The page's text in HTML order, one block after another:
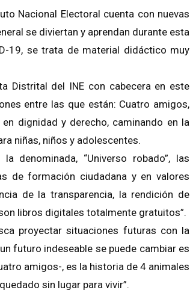
Nacional Electoral cuenta con nuevas
se diviertan y aprendan durante esta
19, se trata de material didáctico muy
Distrital del INE con cabecera en este
entre las que están: Cuatro amigos,
dignidad y derecho, caminando en la
niñas, niños y adolescentes.
denominada, “Universo robado”, las
de formación ciudadana y en valores
de la transparencia, la rendición de
libros digitales totalmente gratuitos”.
proyectar situaciones futuras con la
futuro indeseable se puede cambiar es
amigos-, es la historia de 4 animales
sin lugar para vivir”.